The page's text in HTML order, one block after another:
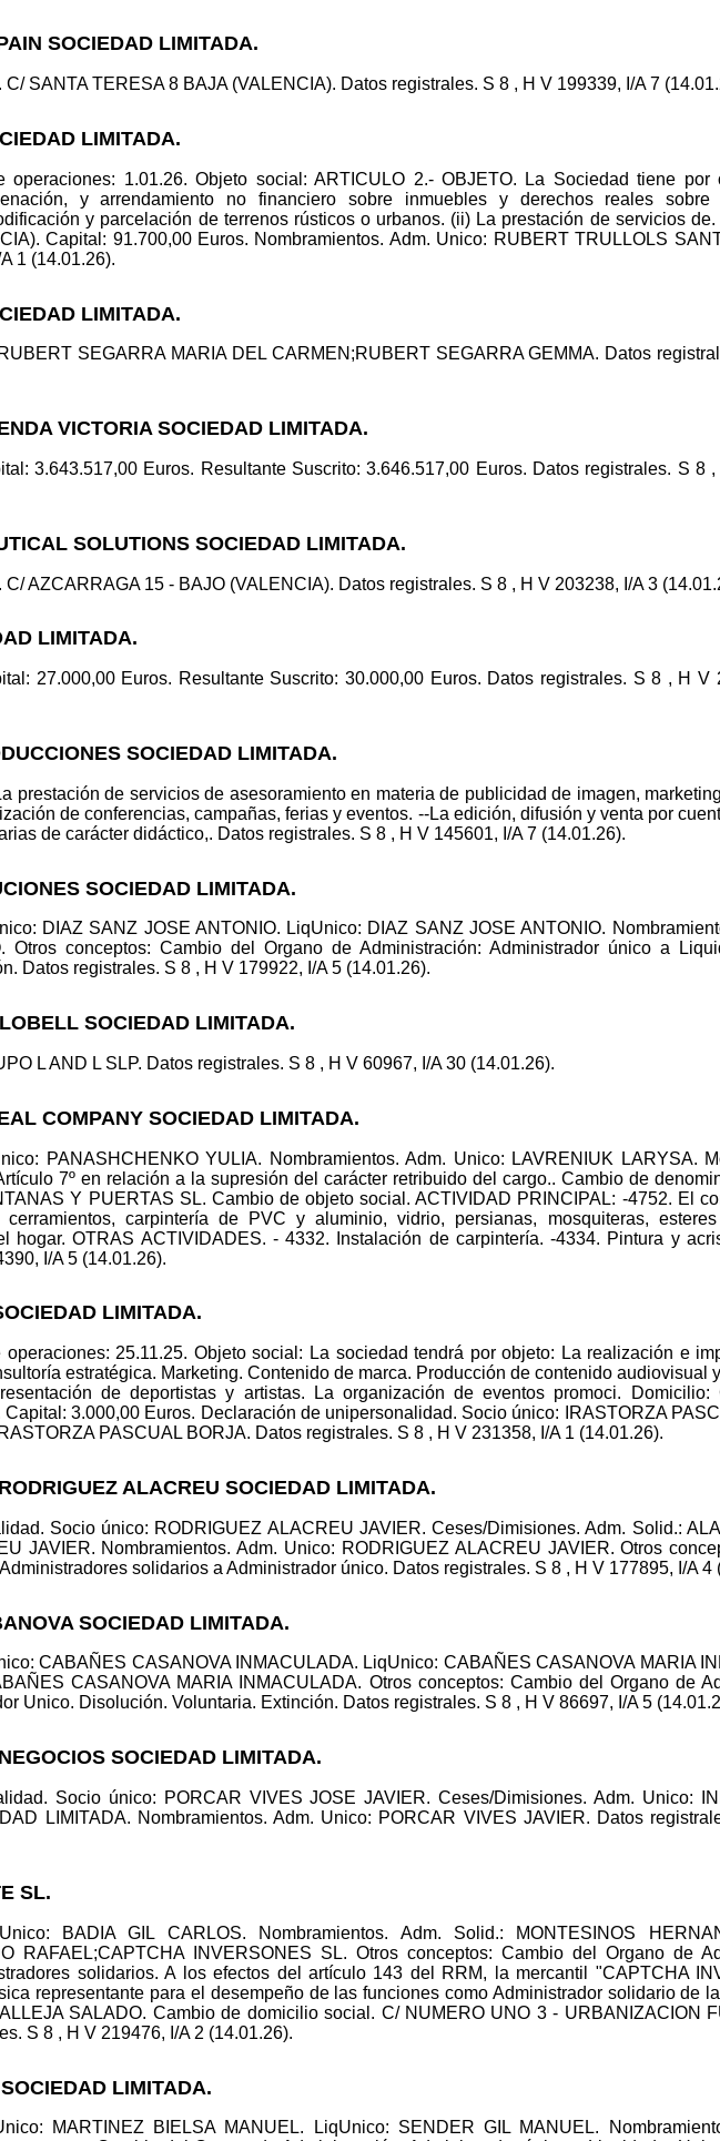
SOCIEDAD LIMITADA.
SANTA TERESA 8 BAJA (VALENCIA). Datos registrales. S 8 , H V 199339, I/A 7
LIMITADA.
operaciones: 1.01.26. Objeto social: ARTICULO 2.- OBJETO. La Sociedad tiene por
y arrendamiento no financiero sobre inmuebles y derechos reales sobre
y parcelación de terrenos rústicos o urbanos. (ii) La prestación de servicios
Capital: 91.700,00 Euros. Nombramientos. Adm. Unico: RUBERT TRULLOLS
1 (14.01.26).
LIMITADA.
SEGARRA MARIA DEL CARMEN;RUBERT SEGARRA GEMMA. Datos
VICTORIA SOCIEDAD LIMITADA.
3.643.517,00 Euros. Resultante Suscrito: 3.646.517,00 Euros. Datos registrales. S 8
SOLUTIONS SOCIEDAD LIMITADA.
AZCARRAGA 15 - BAJO (VALENCIA). Datos registrales. S 8 , H V 203238, I/A 3
LIMITADA.
27.000,00 Euros. Resultante Suscrito: 30.000,00 Euros. Datos registrales. S 8 , H V
SOCIEDAD LIMITADA.
prestación de servicios de asesoramiento en materia de publicidad de imagen,
de conferencias, campañas, ferias y eventos. --La edición, difusión y venta por
de carácter didáctico,. Datos registrales. S 8 , H V 145601, I/A 7 (14.01.26).
SOCIEDAD LIMITADA.
DIAZ SANZ JOSE ANTONIO. LiqUnico: DIAZ SANZ JOSE ANTONIO.
Otros conceptos: Cambio del Organo de Administración: Administrador único a
Datos registrales. S 8 , H V 179922, I/A 5 (14.01.26).
SOCIEDAD LIMITADA.
L AND L SLP. Datos registrales. S 8 , H V 60967, I/A 30 (14.01.26).
COMPANY SOCIEDAD LIMITADA.
PANASHCHENKO YULIA. Nombramientos. Adm. Unico: LAVRENIUK LARYSA.
7º en relación a la supresión del carácter retribuido del cargo.. Cambio de
Y PUERTAS SL. Cambio de objeto social. ACTIVIDAD PRINCIPAL: -4752. El
carpintería de PVC y aluminio, vidrio, persianas, mosquiteras,
hogar. OTRAS ACTIVIDADES. - 4332. Instalación de carpintería. -4334. Pintura y
I/A 5 (14.01.26).
LIMITADA.
25.11.25. Objeto social: La sociedad tendrá por objeto: La realización e
estratégica. Marketing. Contenido de marca. Producción de contenido audiovisual
de deportistas y artistas. La organización de eventos promoci. Domicilio:
3.000,00 Euros. Declaración de unipersonalidad. Socio único: IRASTORZA
PASCUAL BORJA. Datos registrales. S 8 , H V 231358, I/A 1 (14.01.26).
ALACREU SOCIEDAD LIMITADA.
Socio único: RODRIGUEZ ALACREU JAVIER. Ceses/Dimisiones. Adm. Solid.:
JAVIER. Nombramientos. Adm. Unico: RODRIGUEZ ALACREU JAVIER. Otros
solidarios a Administrador único. Datos registrales. S 8 , H V 177895, I/A 4
SOCIEDAD LIMITADA.
CABAÑES CASANOVA INMACULADA. LiqUnico: CABAÑES CASANOVA MARIA
CASANOVA MARIA INMACULADA. Otros conceptos: Cambio del Organo de
Unico. Disolución. Voluntaria. Extinción. Datos registrales. S 8 , H V 86697, I/A 5
SOCIEDAD LIMITADA.
Socio único: PORCAR VIVES JOSE JAVIER. Ceses/Dimisiones. Adm. Unico:
LIMITADA. Nombramientos. Adm. Unico: PORCAR VIVES JAVIER. Datos
SL.
BADIA GIL CARLOS. Nombramientos. Adm. Solid.: MONTESINOS
RAFAEL;CAPTCHA INVERSONES SL. Otros conceptos: Cambio del Organo de
solidarios. A los efectos del artículo 143 del RRM, la mercantil "CAPTCHA
representante para el desempeño de las funciones como Administrador solidario de
SALADO. Cambio de domicilio social. C/ NUMERO UNO 3 - URBANIZACION
S 8 , H V 219476, I/A 2 (14.01.26).
LIMITADA.
MARTINEZ BIELSA MANUEL. LiqUnico: SENDER GIL MANUEL.